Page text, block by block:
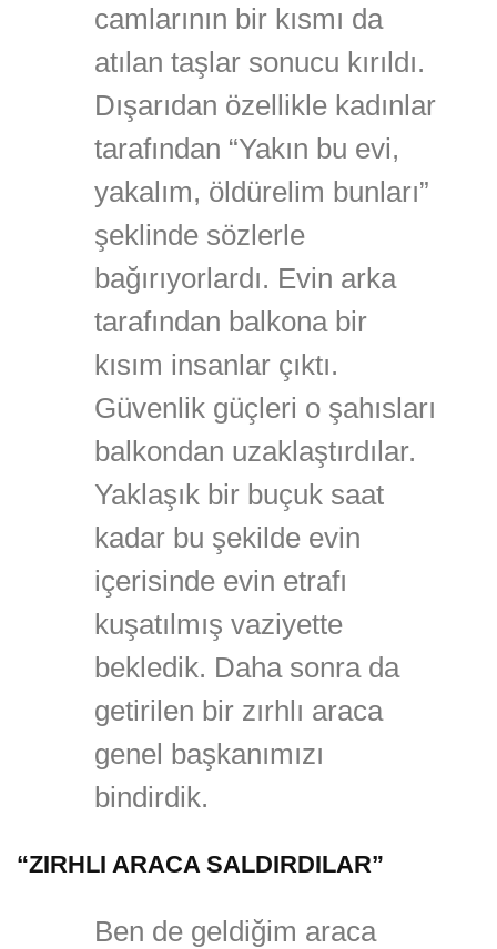
camlarının bir kısmı da
atılan taşlar sonucu kırıldı.
Dışarıdan özellikle kadınlar
tarafından “Yakın bu evi,
yakalım, öldürelim bunları”
şeklinde sözlerle
bağırıyorlardı. Evin arka
tarafından balkona bir
kısım insanlar çıktı.
Güvenlik güçleri o şahısları
balkondan uzaklaştırdılar.
Yaklaşık bir buçuk saat
kadar bu şekilde evin
içerisinde evin etrafı
kuşatılmış vaziyette
bekledik. Daha sonra da
getirilen bir zırhlı araca
genel başkanımızı
bindirdik.
“ZIRHLI ARACA SALDIRDILAR”
Ben de geldiğim araca